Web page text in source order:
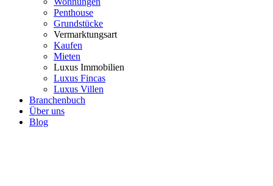
Penthouse
Grundstücke
Vermarktungsart
Kaufen
Mieten
Luxus Immobilien
Luxus Fincas
Luxus Villen
Branchenbuch
Über uns
Blog